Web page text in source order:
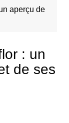
aperçu de
: un
de ses